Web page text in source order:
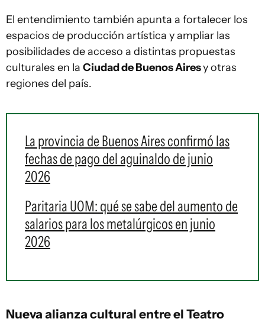
El entendimiento también apunta a fortalecer los
espacios de producción artística y ampliar las
posibilidades de acceso a distintas propuestas
culturales en la Ciudad de Buenos Airesy otras
regiones del país.
La provincia de Buenos Aires confirmó las
fechas de pago del aguinaldo de junio
2026
Paritaria UOM: qué se sabe del aumento de
salarios para los metalúrgicos en junio
2026
Nueva alianza cultural entre el Teatro